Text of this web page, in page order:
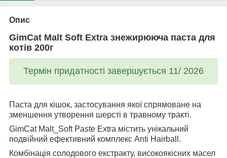
Опис
GimCat Malt Soft Extra знежирююча паста для
котів 200г
Термін придатності завершується 11/ 2026
Паста для кішок, застосування якої спрямоване на
зменшення утворення шерсті в травному тракті.
GimCat Malt_Soft Paste Extra містить унікальний
подвійний ефективний комплекс Anti Hairball.
Комбінація солодового екстракту, високоякісних масел